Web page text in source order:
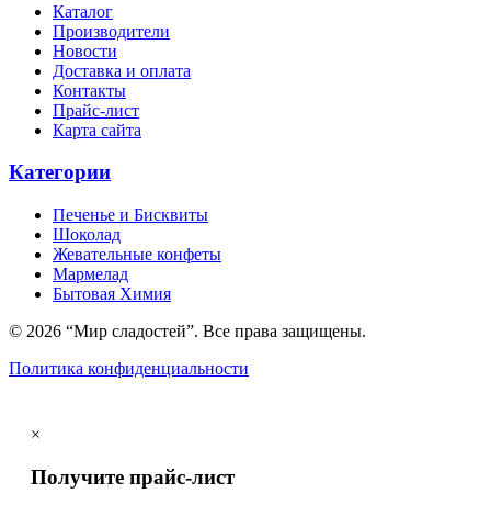
Каталог
Производители
Новости
Доставка и оплата
Контакты
Прайс-лист
Карта сайта
Категории
Печенье и Бисквиты
Шоколад
Жевательные конфеты
Мармелад
Бытовая Химия
© 2026 “Мир сладостей”. Все права защищены.
Политика конфиденциальности
×
Получите прайс-лист